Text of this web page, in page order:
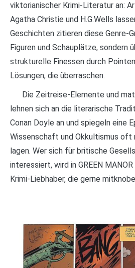
viktorianischer Krimi-Literatur an:
Agatha Christie und H.G.Wells
Geschichten zitieren diese Genre-
Figuren und Schauplätze, sondern
strukturelle Finessen durch
Lösungen, die überraschen.
Die Zeitreise-Elemente und
lehnen sich an die literarische
Conan Doyle an und spiegeln eine
Wissenschaft und Okkultismus oft
lagen. Wer sich für britische
interessiert, wird in GREEN
Krimi-Liebhaber, die gerne